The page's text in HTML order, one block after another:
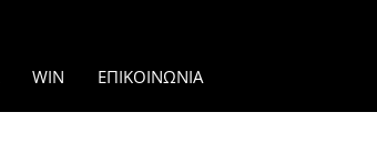
WIN ΕΠΙΚΟΙΝΩΝΊΑ